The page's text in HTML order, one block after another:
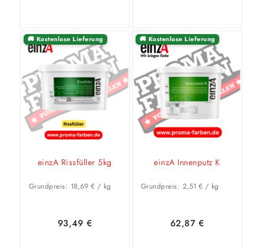
🚚 Kostenlose Lieferung
einzA Rissfüller 5kg
Grundpreis: 18,69 €/ kg
93,49 €
🚚 Kostenlose Lieferung
einzA Innenputz K
Grundpreis: 2,51 €/ kg
62,87 €